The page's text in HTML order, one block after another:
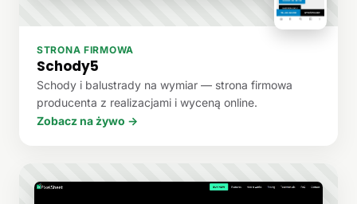
STRONA FIRMOWA
Schody5
Schody i balustrady na wymiar — strona firmowa
producenta z realizacjami i wyceną online.
Zobacz na żywo →